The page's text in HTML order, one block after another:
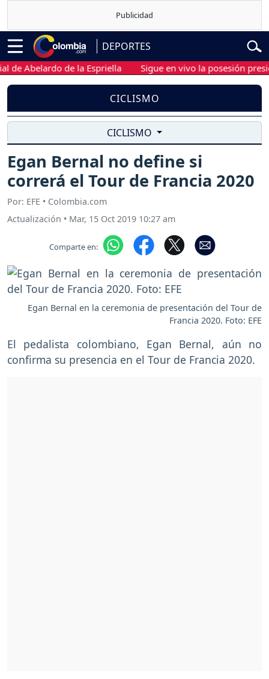
DEPORTES
de la Espriella Sigue en vivo la posesión
CICLISMO
CICLISMO
Egan Bernal no define si
correrá el Tour de Francia 2020
Por: EFE • Colombia.com
Actualización • Mar, 15 Oct 2019 10:27 am
Comparte en:
Egan Bernal en la ceremonia de presentación del Tour de
Francia 2020. Foto: EFE
El pedalista colombiano, Egan Bernal, aún no
confirma su presencia en el Tour de Francia 2020.